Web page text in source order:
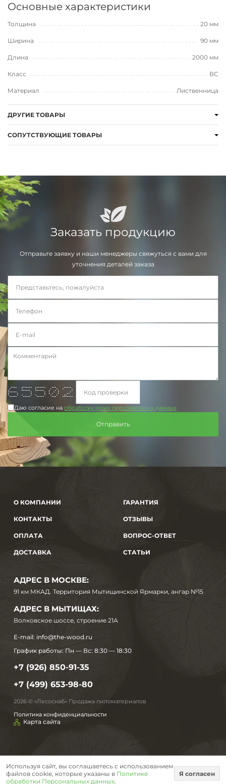
Основные характеристики
Толщина 20 мм
Ширина 90 мм
Длина 2000 мм
Класс ВС
Материал Лиственница
ДРУГИЕ ТОВАРЫ
СОПУТСТВУЮЩИЕ ТОВАРЫ
Заказать продукцию
Отправьте заявку и наши менеджеры свяжуться с вами для
уточнения деталей заказа
**** ******* ******* *** *****
* * * * * * *
* ****** ****** * * * *
****** * * * * * *
* * * * * * * **
* * * * * * * * **
***** ***** ***** *** *******
Даю согласие на обработку моих персональных данных
О КОМПАНИИ
КОНТАКТЫ
ОПЛАТА
ДОСТАВКА
ГАРАНТИЯ
ОТЗЫВЫ
ВОПРОС-ОТВЕТ
СТАТЬИ
АДРЕС В МОСКВЕ:
91 км МКАД. Территория Мытищинской Ярмарки, ангар №15
АДРЕС В МЫТИЩАХ:
Волковское шоссе, строение 21А
E-mail: info@the-wood.ru
График работы: Пн — Вс: 8:30 — 18:30
+7 (926) 850-91-35
+7 (499) 653-98-80
2026 © «Лесоснаб» Продажа пиломатериалов
Политика конфиденциальности
Карта сайта
Используя сайт, вы соглашаетесь с использованием
файлов cookie, которые указаны в Политике
обработки Персональных данных.
Я согласен